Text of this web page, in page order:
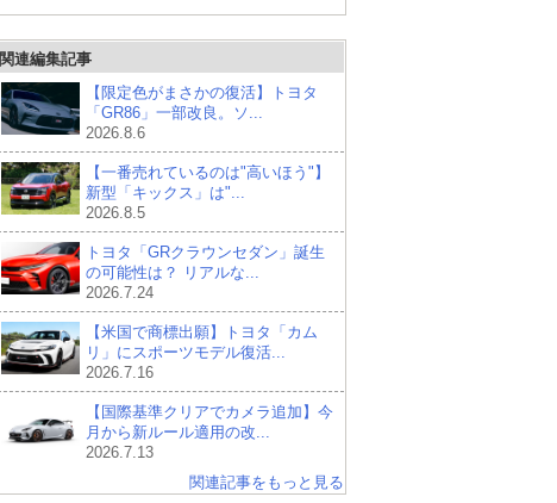
関連編集記事
【限定色がまさかの復活】トヨタ
「GR86」一部改良。ソ...
2026.8.6
【一番売れているのは"高いほう"】
新型「キックス」は"...
2026.8.5
トヨタ「GRクラウンセダン」誕生
の可能性は？ リアルな...
2026.7.24
【米国で商標出願】トヨタ「カム
リ」にスポーツモデル復活...
2026.7.16
【国際基準クリアでカメラ追加】今
月から新ルール適用の改...
2026.7.13
関連記事をもっと見る